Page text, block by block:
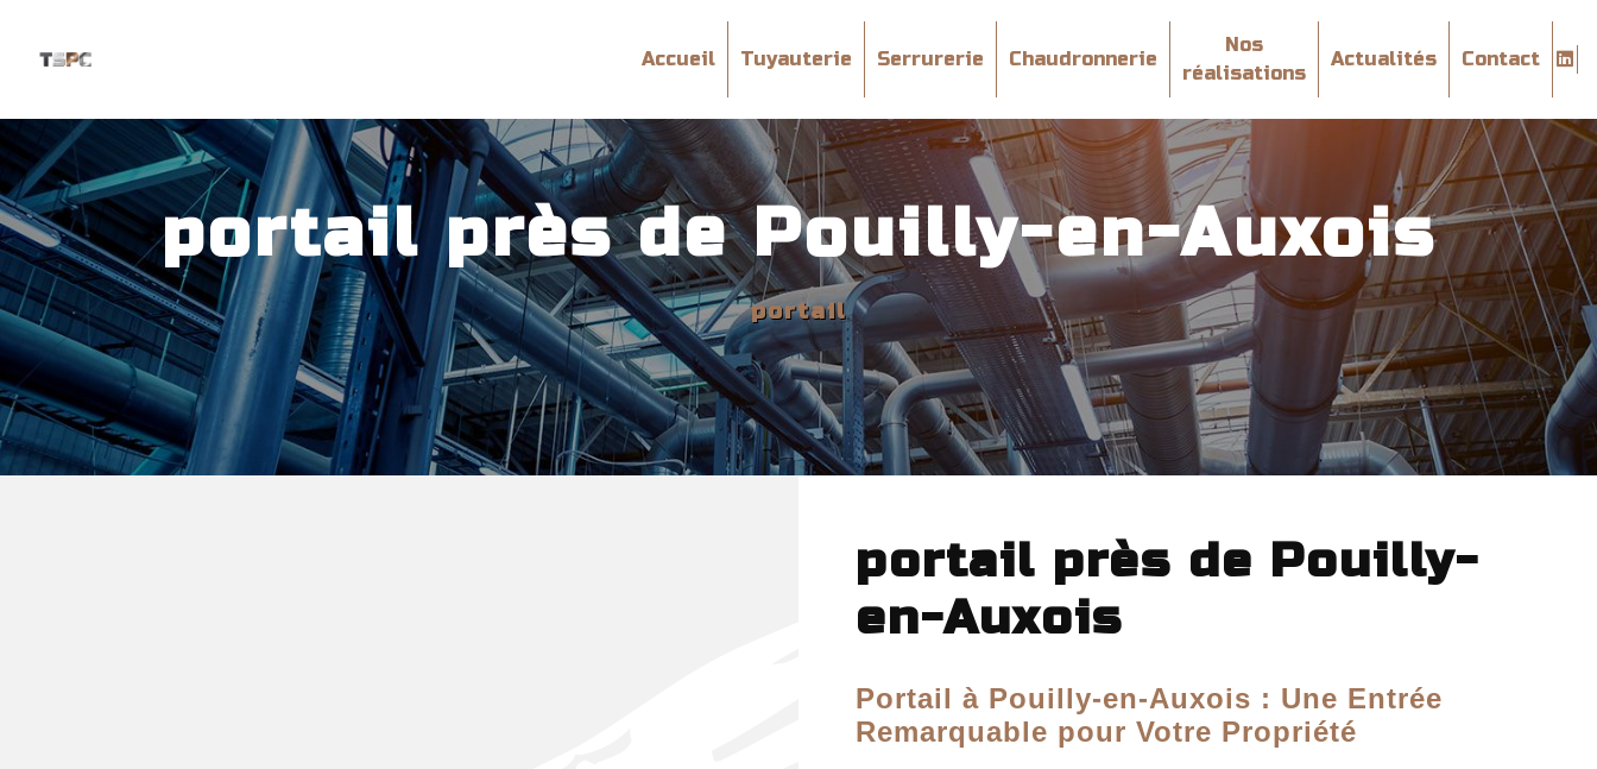
Accueil Tuyauterie Serrurerie Chaudronnerie
Nos
réalisations
Actualités Contact
portail près de Pouilly-en-Auxois
portail
portail près de Pouilly-
en-Auxois
Portail à Pouilly-en-Auxois : Une Entrée
Remarquable pour Votre Propriété